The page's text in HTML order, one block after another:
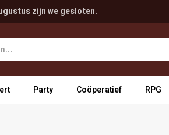
zijn we gesloten.
Party Coöperatief RPG